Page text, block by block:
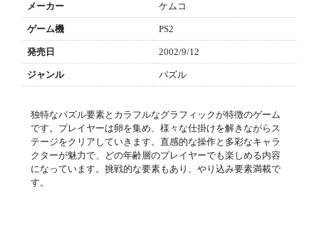
メーカー ケムコ
ゲーム機 PS2
発売日 2002/9/12
ジャンル パズル
独特なパズル要素とカラフルなグラフィックが特徴のゲーム
です。プレイヤーは卵を集め、様々な仕掛けを解きながらス
テージをクリアしていきます。直感的な操作と多彩なキャラ
クターが魅力で、どの年齢層のプレイヤーでも楽しめる内容
になっています。挑戦的な要素もあり、やり込み要素満載で
す。